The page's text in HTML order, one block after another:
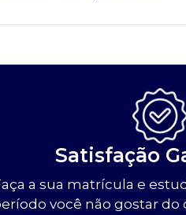
Satisfação
a sua matrícula e
você não gostar do